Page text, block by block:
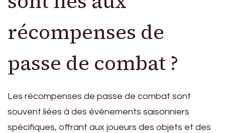
récompenses de
passe de combat ?
Les récompenses de passe de combat sont
souvent liées à des événements saisonniers
spécifiques, offrant aux joueurs des objets et des